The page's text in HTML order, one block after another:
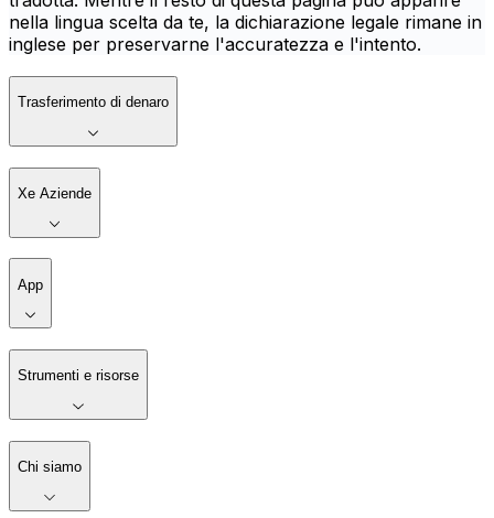
nella lingua scelta da te, la dichiarazione legale rimane in
inglese per preservarne l'accuratezza e l'intento.
Trasferimento di denaro
Xe Aziende
App
Strumenti e risorse
Chi siamo